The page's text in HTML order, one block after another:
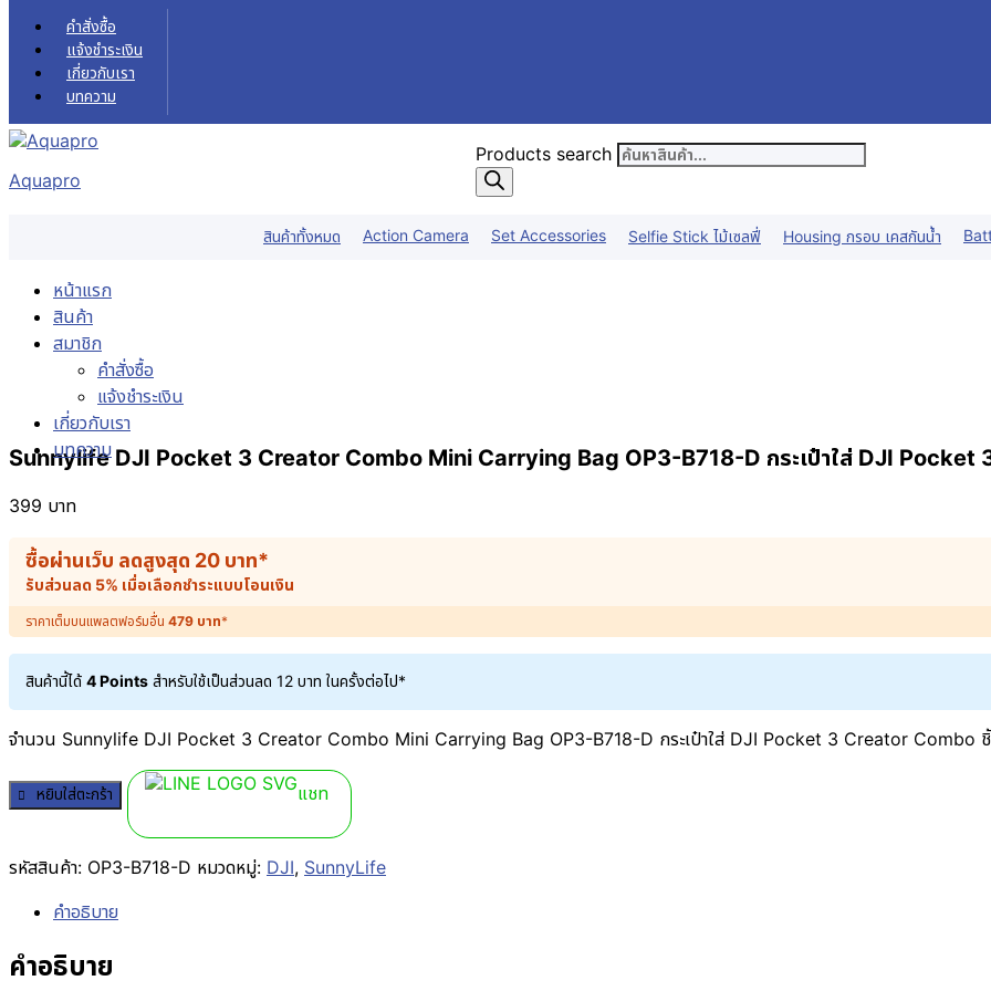
Skip to content
คำสั่งซื้อ
แจ้งชำระเงิน
เกี่ยวกับเรา
บทความ
Aquapro
Products search
สินค้าทั้งหมด Action Camera Set Accessories Selfie Stick ไม้เซลฟี่ Housing กรอบ เคสกันน้ำ
หน้าแรก
สินค้า
สมาชิก
คำสั่งซื้อ
แจ้งชำระเงิน
เกี่ยวกับเรา
บทความ
Sunnylife DJI Pocket 3 Creator Combo Mini Carrying Bag OP3-B718-D กระเป๋าใส่ DJI Pocket
399 บาท
ซื้อผ่านเว็บ ลดสูงสุด 20 บาท*
รับส่วนลด 5% เมื่อเลือกชำระแบบโอนเงิน
ราคาเต็มบนแพลตฟอร์มอื่น 479 บาท*
สินค้านี้ได้ 4 Points สำหรับใช้เป็นส่วนลด 12 บาท ในครั้งต่อไป*
จำนวน Sunnylife DJI Pocket 3 Creator Combo Mini Carrying Bag OP3-B718-D กระเป๋าใส่ DJI Pocket 3 Creator Combo
หยิบใส่ตะกร้า แชท
รหัสสินค้า: OP3-B718-D หมวดหมู่: DJI, SunnyLife
คำอธิบาย
คำอธิบาย